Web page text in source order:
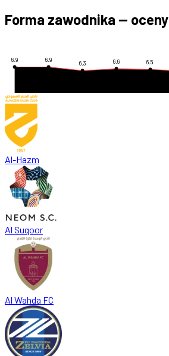
Forma zawodnika — oceny
6.9 6.9
6.3 6.6 6.5
Al-Hazm
Al Suqoor
Al Wahda FC